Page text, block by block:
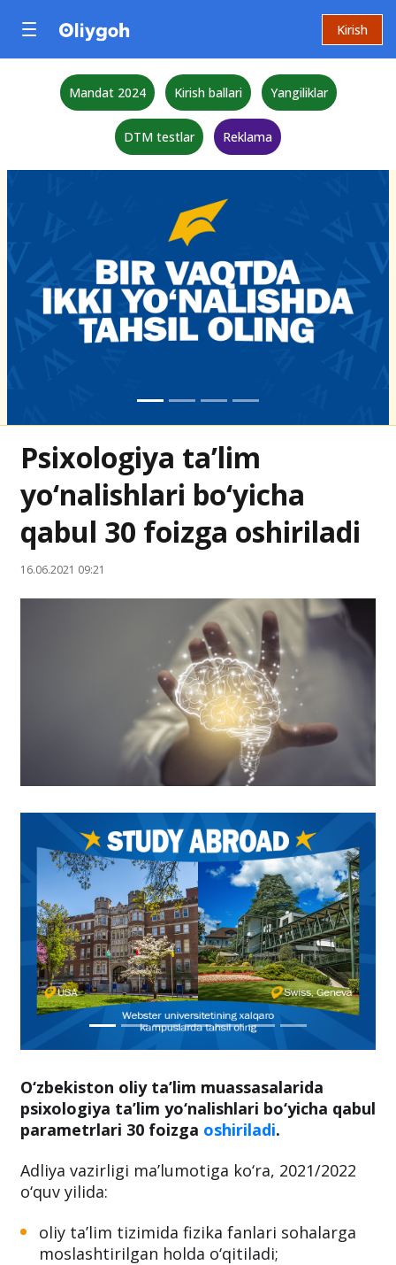
Kirish
Mandat 2024 Kirish ballari Yangiliklar
DTM testlar Reklama
Psixologiya ta’lim
yo‘nalishlari bo‘yicha
qabul 30 foizga oshiriladi
16.06.2021 09:21
O‘zbekiston oliy ta’lim muassasalarida
psixologiya ta’lim yo‘nalishlari bo‘yicha qabul
parametrlari 30 foizga oshiriladi.
Adliya vazirligi ma’lumotiga ko‘ra, 2021/2022
o‘quv yilida:
oliy ta’lim tizimida fizika fanlari sohalarga
moslashtirilgan holda o‘qitiladi;